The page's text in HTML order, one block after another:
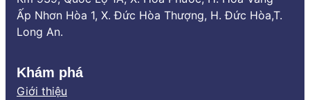
Ấp Nhơn Hòa 1, X. Đức Hòa Thượng, H. Đức Hòa,T.
Long An.
Khám phá
Giới thiệu